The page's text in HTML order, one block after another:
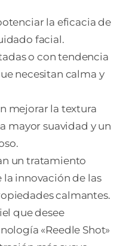
la eficacia de
facial.
o con tendencia
necesitan calma y
mejorar la textura
mayor suavidad y un
un tratamiento
innovación de las
calmantes.
que desee
«Reedle Shot»